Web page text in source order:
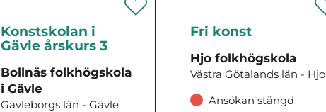
Konstskolan i
Gävle årskurs 3
Bollnäs folkhögskola
i Gävle
Gävleborgs län - Gävle
Fri konst
Hjo folkhögskola
Västra Götalands län - Hjo
Ansökan stängd